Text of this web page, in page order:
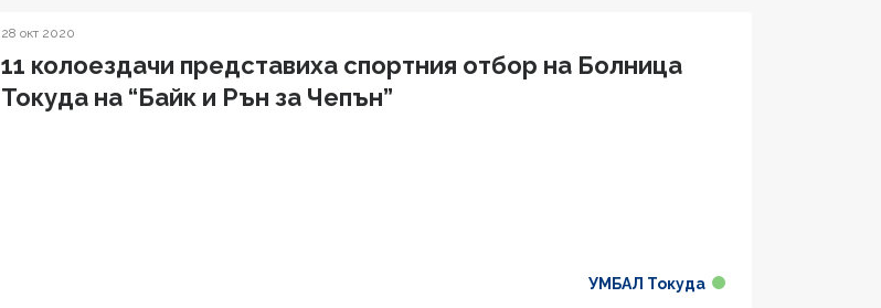
28 окт 2020
11 колоездачи представиха спортния отбор на Болница
Токуда на “Байк и Рън за Чепън”
УМБАЛ Токуда